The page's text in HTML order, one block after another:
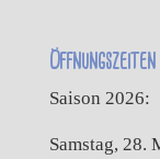
Öffnungszeiten
Saison 2026:
Samstag, 28.